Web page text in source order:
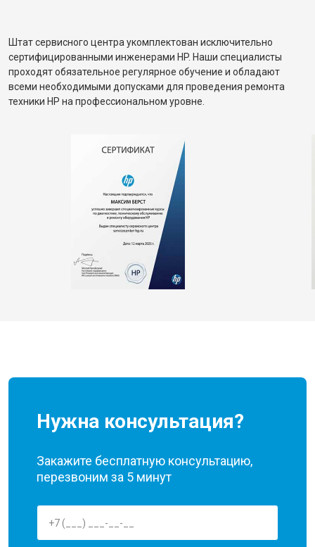
Штат сервисного центра укомплектован исключительно
сертифицированными инженерами HP. Наши специалисты
проходят обязательное регулярное обучение и обладают
всеми необходимыми допусками для проведения ремонта
техники HP на профессиональном уровне.
Нужна консультация?
Закажите бесплатную консультацию,
перезвоним за 5 минут